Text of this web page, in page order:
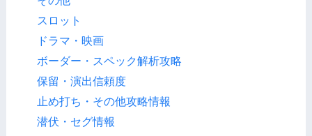
スロット
ドラマ・映画
ボーダー・スペック解析攻略
保留・演出信頼度
止め打ち・その他攻略情報
潜伏・セグ情報